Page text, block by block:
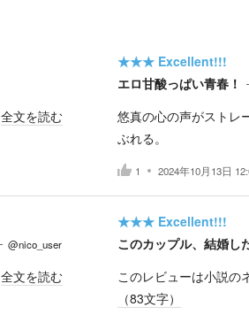
全文を読む
★★★ Excellent!!!
エロ甘酸っぱい青春！
悠真の心の声がストレ
ぶれる。
1 2024年10月13日
@nico_user
全文を読む
★★★ Excellent!!!
このカップル、結婚し
このレビューは小説の
（83文字）